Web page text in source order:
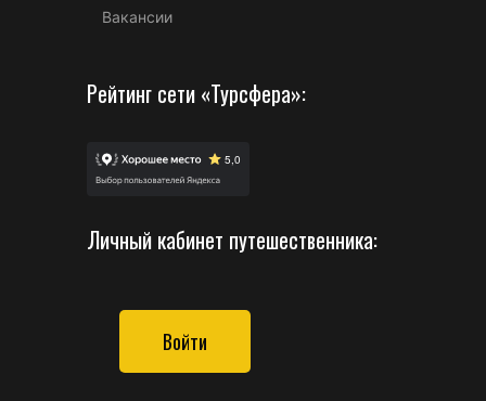
Вакансии
Рейтинг сети «Турсфера»:
Личный кабинет путешественника:
Войти